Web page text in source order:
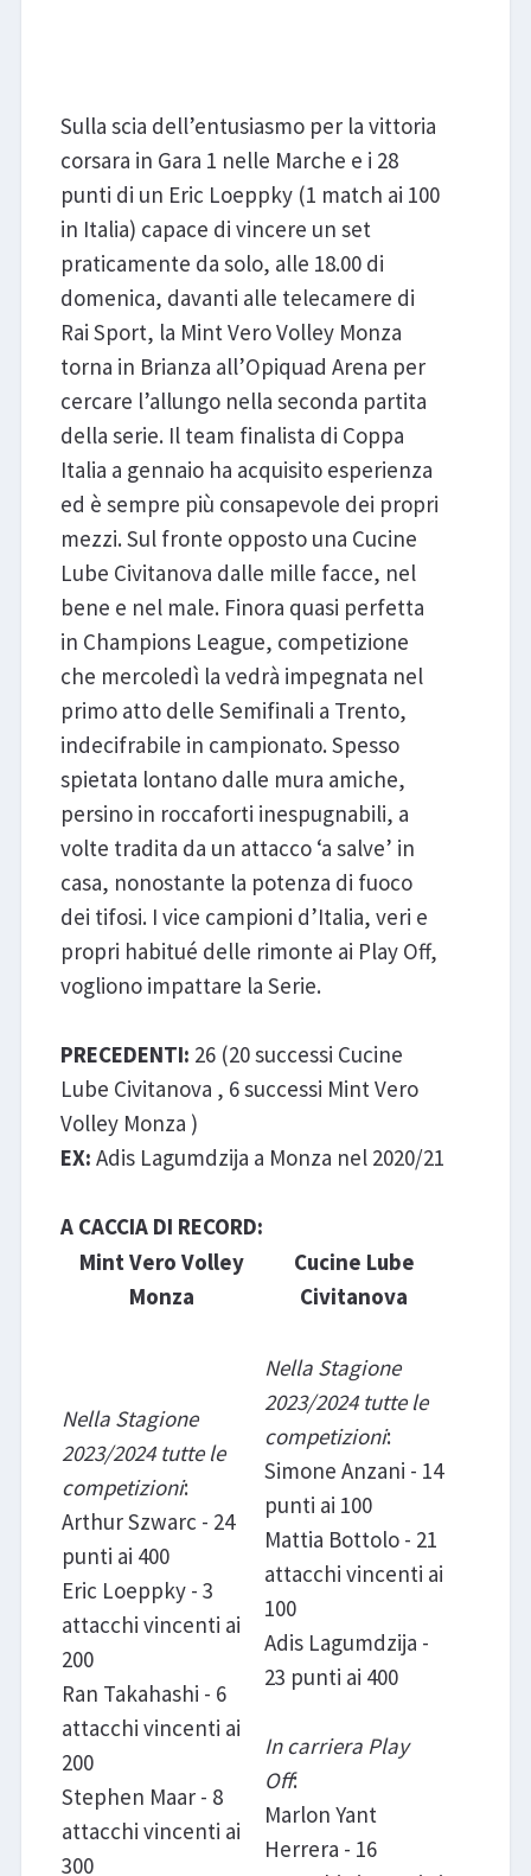
Sulla scia dell’entusiasmo per la vittoria
corsara in Gara 1 nelle Marche e i 28
punti di un Eric Loeppky (1 match ai 100
in Italia) capace di vincere un set
praticamente da solo, alle 18.00 di
domenica, davanti alle telecamere di
Rai Sport, la Mint Vero Volley Monza
torna in Brianza all’Opiquad Arena per
cercare l’allungo nella seconda partita
della serie. Il team finalista di Coppa
Italia a gennaio ha acquisito esperienza
ed è sempre più consapevole dei propri
mezzi. Sul fronte opposto una Cucine
Lube Civitanova dalle mille facce, nel
bene e nel male. Finora quasi perfetta
in Champions League, competizione
che mercoledì la vedrà impegnata nel
primo atto delle Semifinali a Trento,
indecifrabile in campionato. Spesso
spietata lontano dalle mura amiche,
persino in roccaforti inespugnabili, a
volte tradita da un attacco ‘a salve’ in
casa, nonostante la potenza di fuoco
dei tifosi. I vice campioni d’Italia, veri e
propri habitué delle rimonte ai Play Off,
vogliono impattare la Serie.
PRECEDENTI: 26 (20 successi Cucine
Lube Civitanova , 6 successi Mint Vero
Volley Monza )
EX: Adis Lagumdzija a Monza nel 2020/21
A CACCIA DI RECORD:
Mint Vero Volley
Monza
Cucine Lube
Civitanova
Nella Stagione
2023/2024 tutte le
competizioni:
Arthur Szwarc - 24
punti ai 400
Eric Loeppky - 3
attacchi vincenti ai
200
Ran Takahashi - 6
attacchi vincenti ai
200
Stephen Maar - 8
attacchi vincenti ai
300
Nella Stagione
2023/2024 tutte le
competizioni:
Simone Anzani - 14
punti ai 100
Mattia Bottolo - 21
attacchi vincenti ai
100
Adis Lagumdzija -
23 punti ai 400
In carriera Play
Off:
Marlon Yant
Herrera - 16